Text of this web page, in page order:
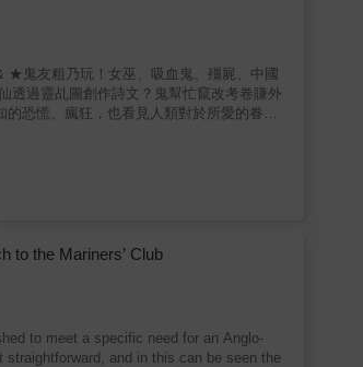
幣、棒
顯得弱勢許多。從鬼史紀聞裡揣想鬼界眾生
to the Mariners’ Club
to meet a specific need for an Anglo-
and in this can be seen the